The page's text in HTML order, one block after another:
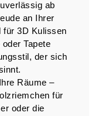
ab
an Ihrer
für 3D Kulissen
Tapete
der sich
Räume –
für
oder die